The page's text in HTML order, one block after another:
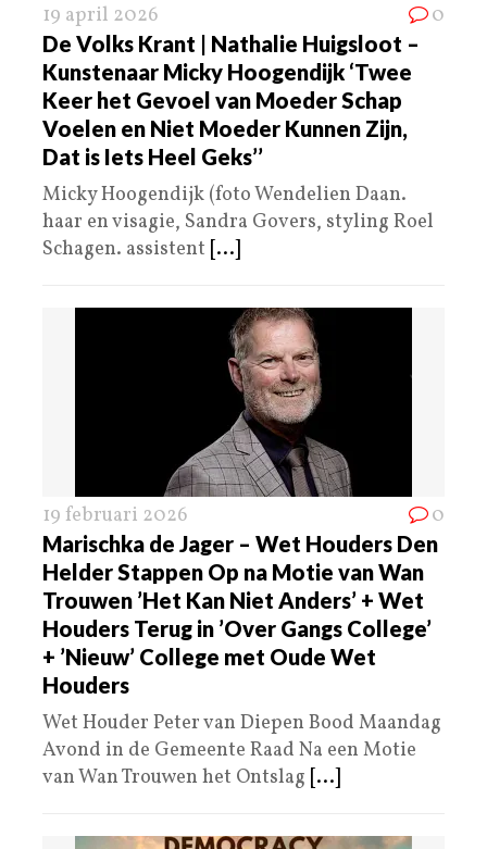
19 april 2026 0
De Volks Krant | Nathalie Huigsloot –
Kunstenaar Micky Hoogendijk ‘Twee
Keer het Gevoel van Moeder Schap
Voelen en Niet Moeder Kunnen Zijn,
Dat is Iets Heel Geks’’
Micky Hoogendijk (foto Wendelien Daan.
haar en visagie, Sandra Govers, styling Roel
Schagen. assistent [...]
19 februari 2026 0
Marischka de Jager – Wet Houders Den
Helder Stappen Op na Motie van Wan
Trouwen ’Het Kan Niet Anders’ + Wet
Houders Terug in ’Over Gangs College’
+ ’Nieuw’ College met Oude Wet
Houders
Wet Houder Peter van Diepen Bood Maandag
Avond in de Gemeente Raad Na een Motie
van Wan Trouwen het Ontslag [...]